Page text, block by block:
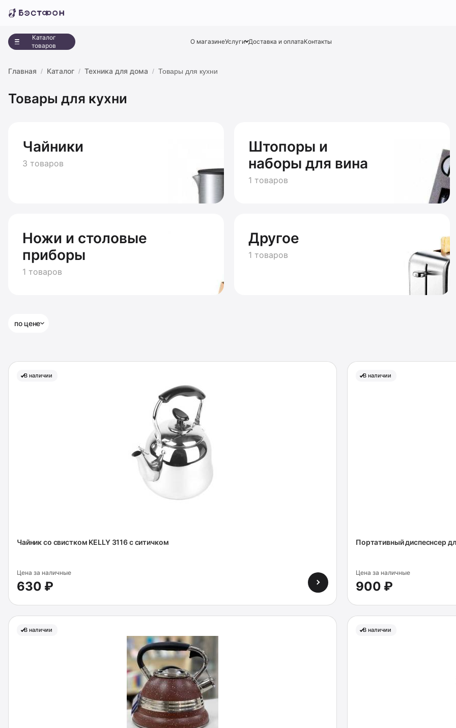
О магазинеУслуги Доставка и оплатаКонтакты
Каталог
товаров
Главная Каталог Техника для дома Товары для кухни
Товары для кухни
Чайники
3 товаров
Штопоры и
наборы для вина
1 товаров
Ножи и столовые
приборы
1 товаров
Другое
1 товаров
по цене
В наличии
Чайник со свистком KELLY 3116 с ситичком
Цена за наличные
630 ₽
В наличии
Портативный диспеснсер
Цена за наличные
900 ₽
В наличии В наличии